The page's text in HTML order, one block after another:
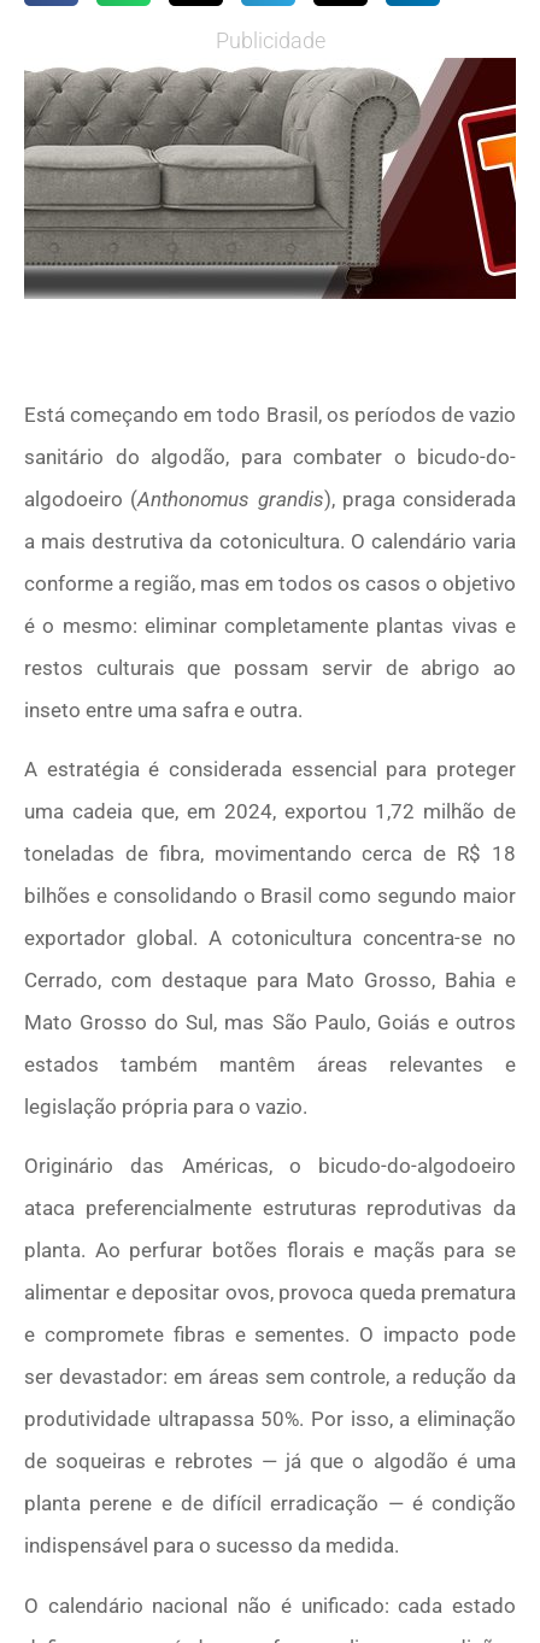
Publicidade
Está começando em todo Brasil, os períodos de vazio
sanitário do algodão, para combater o bicudo-do-
algodoeiro (Anthonomus grandis), praga considerada
a mais destrutiva da cotonicultura. O calendário varia
conforme a região, mas em todos os casos o objetivo
é o mesmo: eliminar completamente plantas vivas e
restos culturais que possam servir de abrigo ao
inseto entre uma safra e outra.
A estratégia é considerada essencial para proteger
uma cadeia que, em 2024, exportou 1,72 milhão de
toneladas de fibra, movimentando cerca de R$ 18
bilhões e consolidando o Brasil como segundo maior
exportador global. A cotonicultura concentra-se no
Cerrado, com destaque para Mato Grosso, Bahia e
Mato Grosso do Sul, mas São Paulo, Goiás e outros
estados também mantêm áreas relevantes e
legislação própria para o vazio.
Originário das Américas, o bicudo-do-algodoeiro
ataca preferencialmente estruturas reprodutivas da
planta. Ao perfurar botões florais e maçãs para se
alimentar e depositar ovos, provoca queda prematura
e compromete fibras e sementes. O impacto pode
ser devastador: em áreas sem controle, a redução da
produtividade ultrapassa 50%. Por isso, a eliminação
de soqueiras e rebrotes — já que o algodão é uma
planta perene e de difícil erradicação — é condição
indispensável para o sucesso da medida.
O calendário nacional não é unificado: cada estado